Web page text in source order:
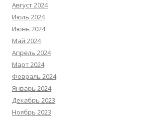
Август 2024
Июль 2024
Июнь 2024
Май 2024
Апрель 2024
Март 2024
Февраль 2024
Январь 2024
Декабрь 2023
Ноябрь 2023